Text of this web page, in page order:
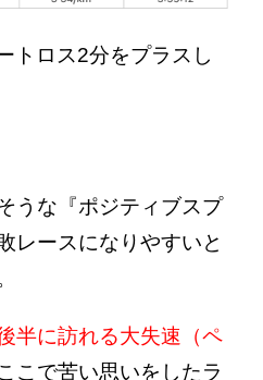
トロス2分をプラスし
うな『ポジティブスプ
レースになりやすいと
半に訪れる大失速（ペ
こで苦い思いをしたラ